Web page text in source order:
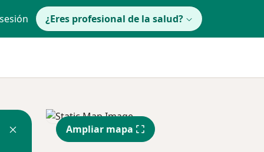
¿Eres profesional de la salud?
Ampliar mapa